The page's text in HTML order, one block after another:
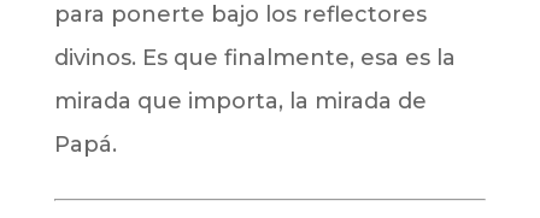
para ponerte bajo los reflectores
divinos. Es que finalmente, esa es la
mirada que importa, la mirada de
Papá.